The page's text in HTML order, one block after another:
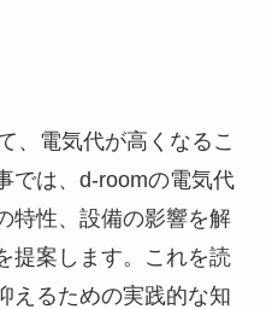
、電気代が高くなるこ
では、d-roomの電気代
特性、設備の影響を解
提案します。これを読
えるための実践的な知